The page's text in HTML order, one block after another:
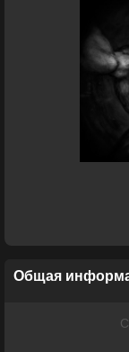
Общая